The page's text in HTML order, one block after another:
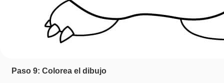
Paso 9: Colorea el dibujo